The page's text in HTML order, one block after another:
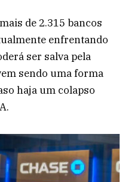
de 2.315 bancos
enfrentando
ser salva pela
sendo uma forma
haja um colapso